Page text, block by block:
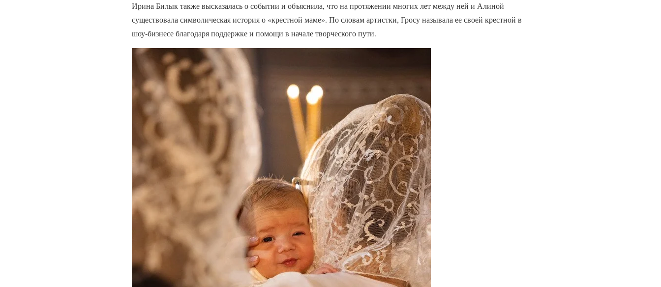
Ирина Билык также высказалась о событии и объяснила, что на протяжении многих лет между ней и Алиной
существовала символическая история о «крестной маме». По словам артистки, Гросу называла ее своей крестной в
шоу-бизнесе благодаря поддержке и помощи в начале творческого пути.